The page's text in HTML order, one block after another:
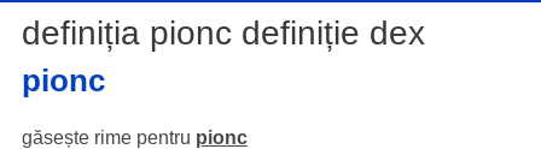
definiția pionc definiție dex
pionc
găsește rime pentru pionc